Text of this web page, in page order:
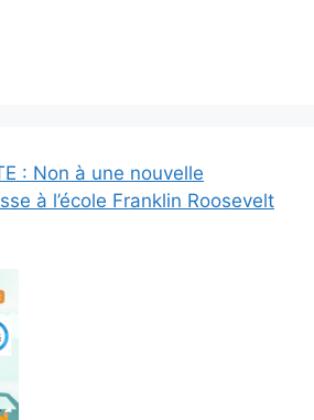
: Non à une nouvelle
à l’école Franklin Roosevelt